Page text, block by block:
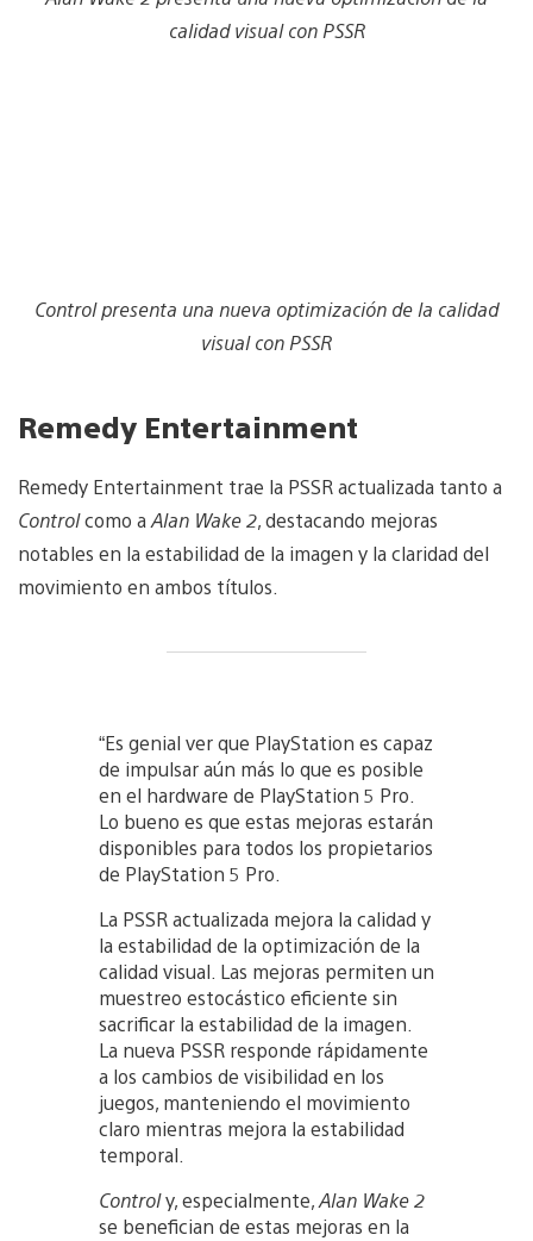
calidad visual con PSSR
Control presenta una nueva optimización de la calidad
visual con PSSR
Remedy Entertainment
Remedy Entertainment trae la PSSR actualizada tanto a
Controlcomo a Alan Wake 2, destacando mejoras
notables en la estabilidad de la imagen y la claridad del
movimiento en ambos títulos.
“Es genial ver que PlayStation es capaz
de impulsar aún más lo que es posible
en el hardware de PlayStation 5 Pro.
Lo bueno es que estas mejoras estarán
disponibles para todos los propietarios
de PlayStation 5 Pro.
La PSSR actualizada mejora la calidad y
la estabilidad de la optimización de la
calidad visual. Las mejoras permiten un
muestreo estocástico eficiente sin
sacrificar la estabilidad de la imagen.
La nueva PSSR responde rápidamente
a los cambios de visibilidad en los
juegos, manteniendo el movimiento
claro mientras mejora la estabilidad
temporal.
Controly, especialmente,Alan Wake 2
se benefician de estas mejoras en la